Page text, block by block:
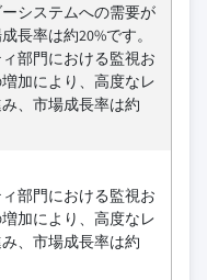
システムへの需要が
長率は約20%です。
部門における監視お
加により、高度なレ
、市場成長率は約
部門における監視お
加により、高度なレ
、市場成長率は約